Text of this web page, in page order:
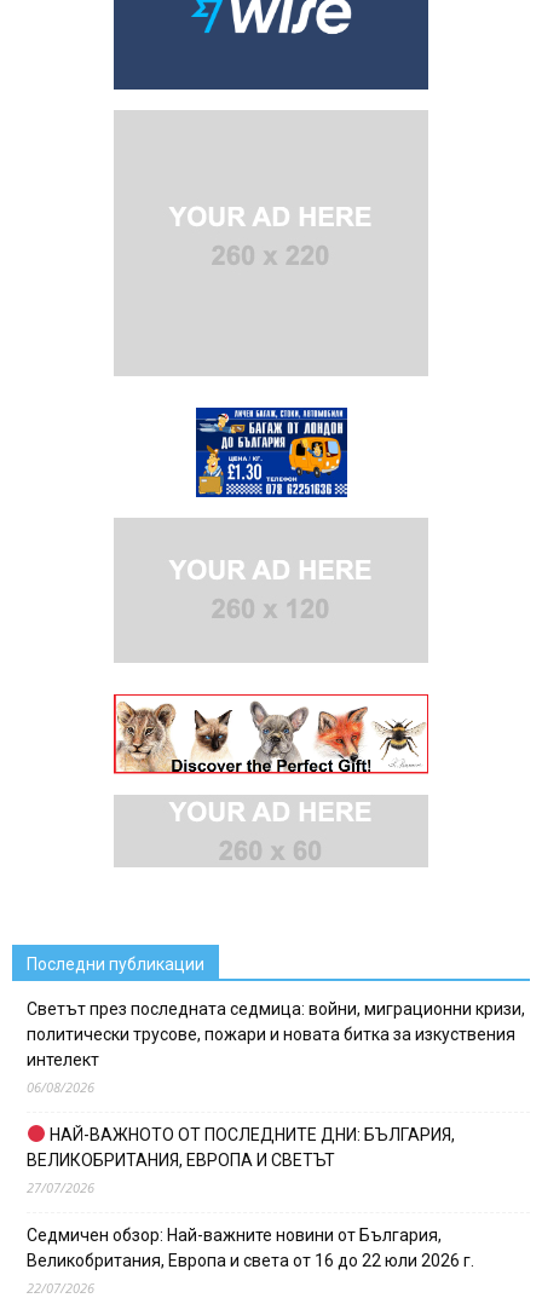
Последни публикации
Светът през последната седмица: войни, миграционни кризи,
политически трусове, пожари и новата битка за изкуствения
интелект
06/08/2026
НАЙ-ВАЖНОТО ОТ ПОСЛЕДНИТЕ ДНИ: БЪЛГАРИЯ,
ВЕЛИКОБРИТАНИЯ, ЕВРОПА И СВЕТЪТ
27/07/2026
Седмичен обзор: Най-важните новини от България,
Великобритания, Европа и света от 16 до 22 юли 2026 г.
22/07/2026